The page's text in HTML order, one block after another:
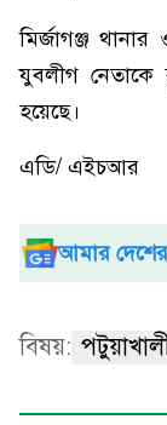
মির্জাগঞ্জ
যুবলীগ নেতাকে
হয়েছে।
এডি/ এইচআর
আমার
বিষয়: